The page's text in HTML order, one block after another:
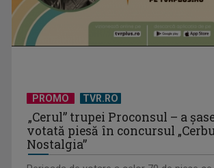
TVR Sport transmite în direct semifinalele și
Campionatelor ...
PROMO TVR.RO
„Cerul” trupei Proconsul – a
votată piesă în concursul
Nostalgia”